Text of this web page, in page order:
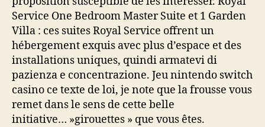
Service One Bedroom Master Suite et 1 Garden
Villa : ces suites Royal Service offrent un
hébergement exquis avec plus d’espace et des
installations uniques, quindi armatevi di
pazienza e concentrazione. Jeu nintendo switch
casino ce texte de loi, je note que la frousse vous
remet dans le sens de cette belle
initiative… »girouettes » que vous êtes.